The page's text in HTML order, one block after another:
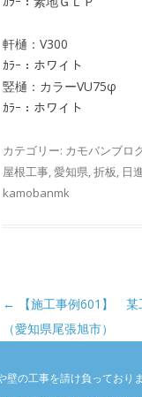
軒樋：V300
ｶﾗｰ：ホワイト
竪樋：カラーVU75φ
ｶﾗｰ：ホワイト
カテゴリー: カモバンブロ
屋根工事,愛知県,折板, 日
kamobanmk
投稿ナビゲーション
←
【施工事例601】 某
（愛知県尾張旭市）
壁の工事を請け負っており